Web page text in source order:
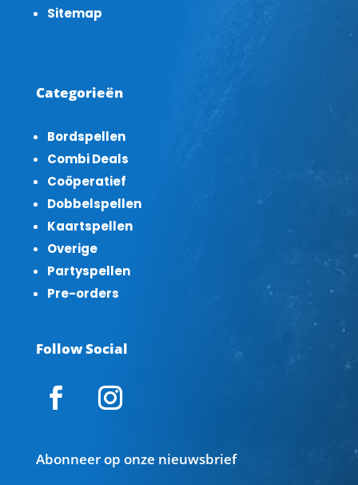
Sitemap
Categorieën
Bordspellen
Combi Deals
Coöperatief
Dobbelspellen
Kaartspellen
Overige
Partyspellen
Pre-orders
Follow Social
Abonneer op onze nieuwsbrief